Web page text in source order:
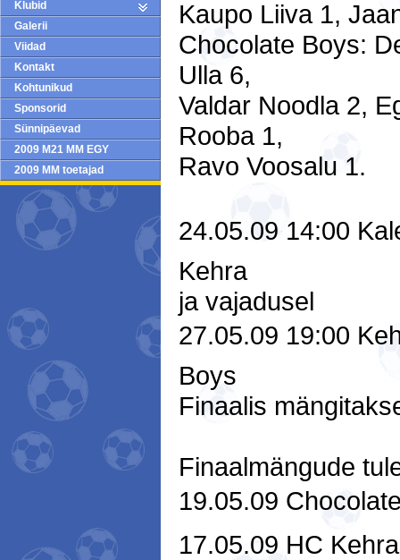
Klubid
Galerii
Viidad
Kontakt
Kohtunikud
Sponsorid
Sünnipäevad
2009 M21 MM EGY
2009 MM toetajad
Kaupo Liiva 1,
Chocolate Boys:
Ulla 6,
Valdar Noodla 2,
Rooba 1,
Ravo Voosalu 1.
24.05.09 14:00
Kehra
ja vajadusel
27.05.09 19:00
Boys
Finaalis
Finaalmängude
19.05.09
17.05.09 HC